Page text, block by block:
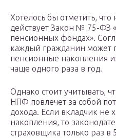
Хотелось бы отметить,
действует Закон № 75-ФЗ
пенсионных фондах».
каждый гражданин может
пенсионные накопления
чаще одного раза в год.
Однако стоит учитывать,
НПФ повлечет за собой
дохода. Если вкладчик не
накопления, то
страховщика только раз в